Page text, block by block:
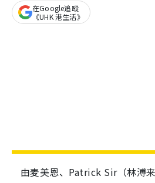
在Google追蹤
《UHK 港生活》
由麦美恩、Patrick Sir（林溥